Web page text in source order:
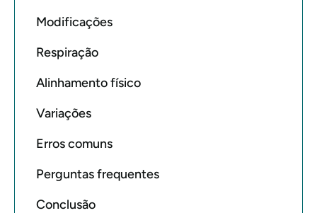
Modificações
Respiração
Alinhamento físico
Variações
Erros comuns
Perguntas frequentes
Conclusão